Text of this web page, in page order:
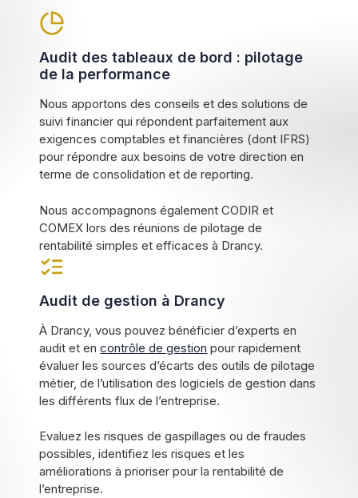
Audit des tableaux de bord : pilotage
de la performance
Nous apportons des conseils et des solutions de
suivi financier qui répondent parfaitement aux
exigences comptables et financières (dont IFRS)
pour répondre aux besoins de votre direction en
terme de consolidation et de reporting.
Nous accompagnons également CODIR et
COMEX lors des réunions de pilotage de
rentabilité simples et efficaces à Drancy.
Audit de gestion à Drancy
À Drancy, vous pouvez bénéficier d’experts en
audit et encontrôle de gestion pour rapidement
évaluer les sources d’écarts des outils de pilotage
métier, de l’utilisation des logiciels de gestion dans
les différents flux de l’entreprise.
Evaluez les risques de gaspillages ou de fraudes
possibles, identifiez les risques et les
améliorations à prioriser pour la rentabilité de
l’entreprise.